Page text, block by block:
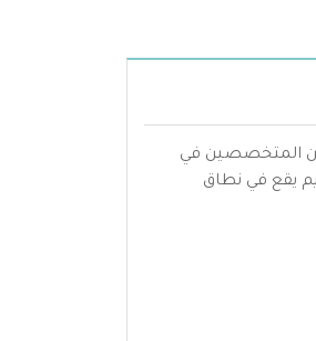
من المتخصصين في
يقع في نطاق